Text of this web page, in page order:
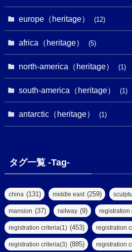
(3)
(7)
(1)
(5)
(39)
(290)
(2)
(5)
(16)
(62)
(14)
(61)
(9)
(5)
(2)
(1)
(8)
(4)
(8)
(7)
(2)
(47)
(8)
(1)
(1)
(1)
(18)
(2)
(1)
europe（heritage） (12)
(2)
(1)
(2)
(2)
africa（heritage） (5)
(3)
north-america（heritage） (1)
(1)
(1)
south-america（heritage） (1)
(1)
antarctic（heritage） (1)
タグ一覧 -Tag-
china (131) middle east (259)
mansion (37) railway (9) registration
registration criteria(1) (453) registration
registration criteria(3) (885) registration